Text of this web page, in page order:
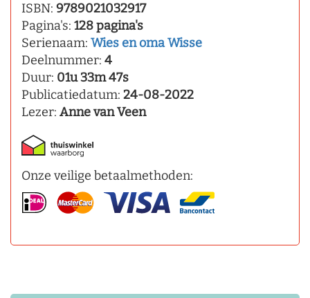
ISBN: 9789021032917
Pagina's: 128 pagina's
Serienaam: Wies en oma Wisse
Deelnummer: 4
Duur: 01u 33m 47s
Publicatiedatum: 24-08-2022
Lezer: Anne van Veen
Onze veilige betaalmethoden: